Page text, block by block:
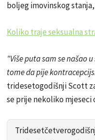
boljeg imovinskog
Koliko traje seksualna
"Više puta sam se našao
tome da pije
tridesetogodišnji Scott
se prije nekoliko